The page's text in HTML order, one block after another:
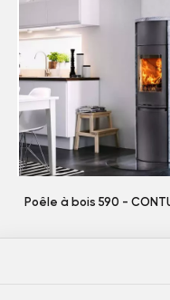
Poêle à bois 590 -